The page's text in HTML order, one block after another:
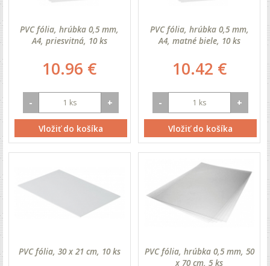
PVC fólia, hrúbka 0,5 mm,
A4, priesvitná, 10 ks
10.96 €
- +
Vložiť do košíka
PVC fólia, hrúbka 0,5 mm,
A4, matné biele, 10 ks
10.42 €
- +
Vložiť do košíka
PVC fólia, 30 x 21 cm, 10 ks
PVC fólia, hrúbka 0,5 mm, 50
x 70 cm, 5 ks